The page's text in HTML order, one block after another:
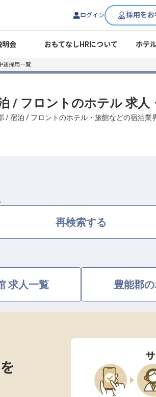
ログイン 採用を
明会 おもてなしHRについて ホテ
途採用一覧
/ フロントのホテル 求人
/ 宿泊 / フロントのホテル・旅館などの宿泊業
再検索する
求人一覧 豊能郡